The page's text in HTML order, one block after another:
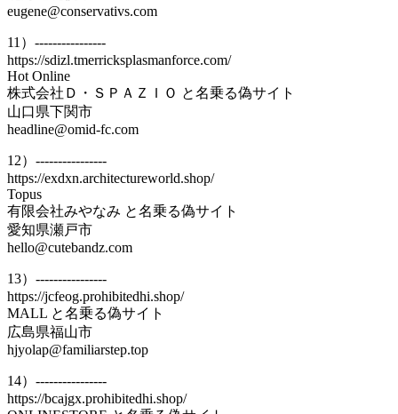
eugene@conservativs.com
11）----------------
https://sdizl.tmerricksplasmanforce.com/
Hot Online
株式会社Ｄ・ＳＰＡＺＩＯ と名乗る偽サイト
山口県下関市
headline@omid-fc.com
12）----------------
https://exdxn.architectureworld.shop/
Topus
有限会社みやなみ と名乗る偽サイト
愛知県瀬戸市
hello@cutebandz.com
13）----------------
https://jcfeog.prohibitedhi.shop/
MALL と名乗る偽サイト
広島県福山市
hjyolap@familiarstep.top
14）----------------
https://bcajgx.prohibitedhi.shop/